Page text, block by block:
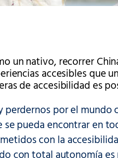
un nativo, recorrer
accesibles que
de accesibilidad es
por el mundo
pueda encontrar en
con la